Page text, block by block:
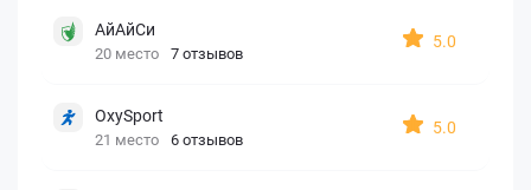
АйАйСи
20 место 7 отзывов
5.0
OxySport
21 место 6 отзывов
5.0